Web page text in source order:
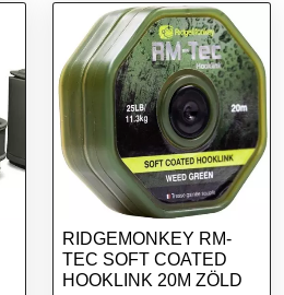
RIDGEMONKEY RM-
TEC SOFT COATED
HOOKLINK 20M ZÖLD